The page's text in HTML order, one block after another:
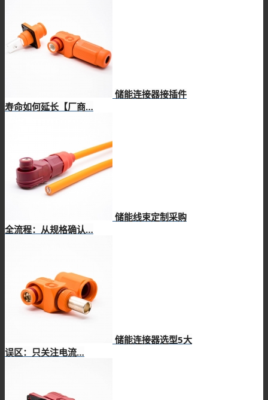
储能连接器接插件
寿命如何延长【厂商…
储能线束定制采购
全流程：从规格确认…
储能连接器选型5大
误区：只关注电流…